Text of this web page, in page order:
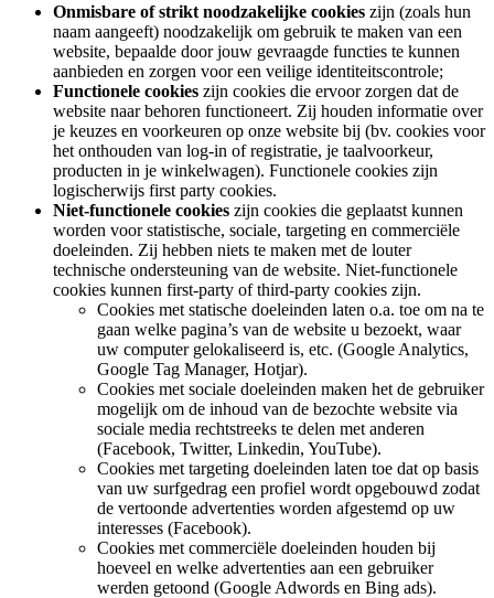
Onmisbare of strikt noodzakelijke cookies zijn (zoals hun
naam aangeeft) noodzakelijk om gebruik te maken van een
website, bepaalde door jouw gevraagde functies te kunnen
aanbieden en zorgen voor een veilige identiteitscontrole;
Functionele cookies zijn cookies die ervoor zorgen dat de
website naar behoren functioneert. Zij houden informatie over
je keuzes en voorkeuren op onze website bij (bv. cookies voor
het onthouden van log-in of registratie, je taalvoorkeur,
producten in je winkelwagen). Functionele cookies zijn
logischerwijs first party cookies.
Niet-functionele cookies zijn cookies die geplaatst kunnen
worden voor statistische, sociale, targeting en commerciële
doeleinden. Zij hebben niets te maken met de louter
technische ondersteuning van de website. Niet-functionele
cookies kunnen first-party of third-party cookies zijn.
Cookies met statische doeleinden laten o.a. toe om na te
gaan welke pagina’s van de website u bezoekt, waar
uw computer gelokaliseerd is, etc. (Google Analytics,
Google Tag Manager, Hotjar).
Cookies met sociale doeleinden maken het de gebruiker
mogelijk om de inhoud van de bezochte website via
sociale media rechtstreeks te delen met anderen
(Facebook, Twitter, Linkedin, YouTube).
Cookies met targeting doeleinden laten toe dat op basis
van uw surfgedrag een profiel wordt opgebouwd zodat
de vertoonde advertenties worden afgestemd op uw
interesses (Facebook).
Cookies met commerciële doeleinden houden bij
hoeveel en welke advertenties aan een gebruiker
werden getoond (Google Adwords en Bing ads).